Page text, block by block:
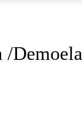
/Demoela